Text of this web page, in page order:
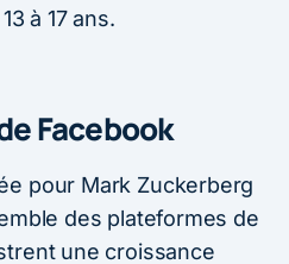
à 17 ans.
Facebook
pour Mark Zuckerberg
des plateformes de
une croissance